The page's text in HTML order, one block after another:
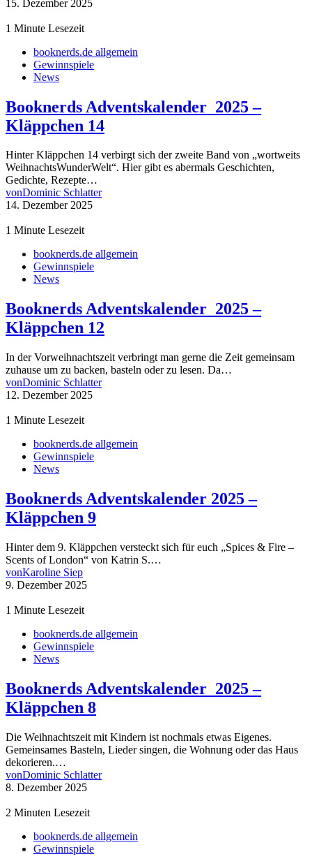
15. Dezember 2025
1 Minute Lesezeit
booknerds.de allgemein
Gewinnspiele
News
Booknerds Adventskalender 2025 –
Kläppchen 14
Hinter Kläppchen 14 verbirgt sich der zweite Band von „wortweits
WeihnachtsWunderWelt“. Hier gibt es abermals Geschichten,
Gedichte, Rezepte…
vonDominic Schlatter
14. Dezember 2025
1 Minute Lesezeit
booknerds.de allgemein
Gewinnspiele
News
Booknerds Adventskalender 2025 –
Kläppchen 12
In der Vorweihnachtszeit verbringt man gerne die Zeit gemeinsam
zuhause um zu backen, basteln oder zu lesen. Da…
vonDominic Schlatter
12. Dezember 2025
1 Minute Lesezeit
booknerds.de allgemein
Gewinnspiele
News
Booknerds Adventskalender 2025 –
Kläppchen 9
Hinter dem 9. Kläppchen versteckt sich für euch „Spices & Fire –
Scents of London“ von Katrin S.…
vonKaroline Siep
9. Dezember 2025
1 Minute Lesezeit
booknerds.de allgemein
Gewinnspiele
News
Booknerds Adventskalender 2025 –
Kläppchen 8
Die Weihnachtszeit mit Kindern ist nochmals etwas Eigenes.
Gemeinsames Basteln, Lieder singen, die Wohnung oder das Haus
dekorieren.…
vonDominic Schlatter
8. Dezember 2025
2 Minuten Lesezeit
booknerds.de allgemein
Gewinnspiele